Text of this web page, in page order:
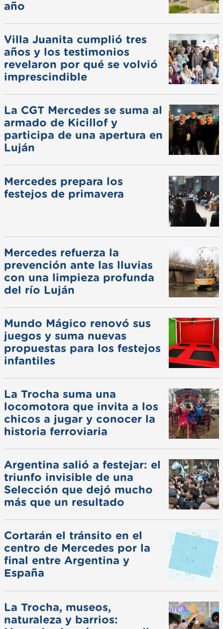
año
Villa Juanita cumplió tres
años y los testimonios
revelaron por qué se volvió
imprescindible
La CGT Mercedes se suma al
armado de Kicillof y
participa de una apertura en
Luján
Mercedes prepara los
festejos de primavera
Mercedes refuerza la
prevención ante las lluvias
con una limpieza profunda
del río Luján
Mundo Mágico renovó sus
juegos y suma nuevas
propuestas para los festejos
infantiles
La Trocha suma una
locomotora que invita a los
chicos a jugar y conocer la
historia ferroviaria
Argentina salió a festejar: el
triunfo invisible de una
Selección que dejó mucho
más que un resultado
Cortarán el tránsito en el
centro de Mercedes por la
final entre Argentina y
España
La Trocha, museos,
naturaleza y barrios: